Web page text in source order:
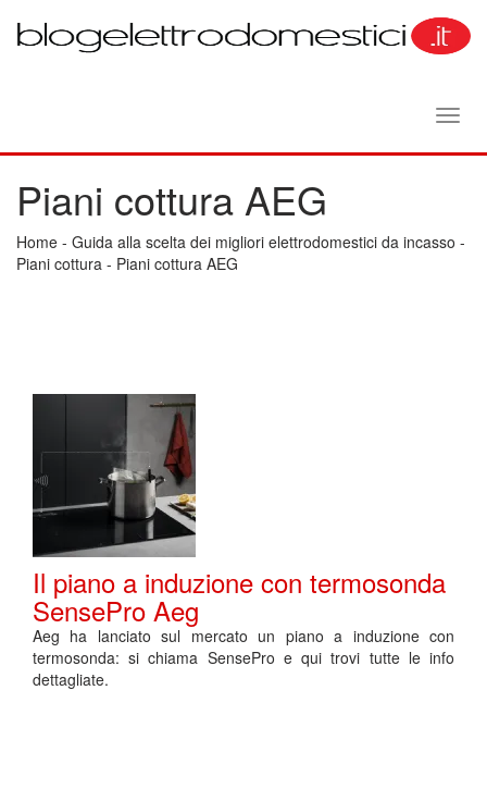
Piani cottura AEG
Home - Guida alla scelta dei migliori elettrodomestici da incasso -
Piani cottura - Piani cottura AEG
Il piano a induzione con termosonda
SensePro Aeg
Aeg ha lanciato sul mercato un piano a induzione con
termosonda: si chiama SensePro e qui trovi tutte le info
dettagliate.